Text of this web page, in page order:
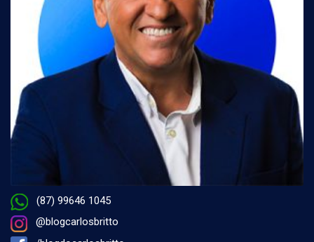
(87) 99646 1045
@blogcarlosbritto